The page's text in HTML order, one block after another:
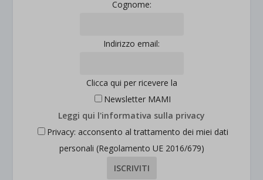
Cognome:
Indirizzo email:
Clicca qui per ricevere la
Newsletter MAMI
Leggi qui l'informativa sulla privacy
Privacy: acconsento al trattamento dei miei dati
personali (Regolamento UE 2016/679)